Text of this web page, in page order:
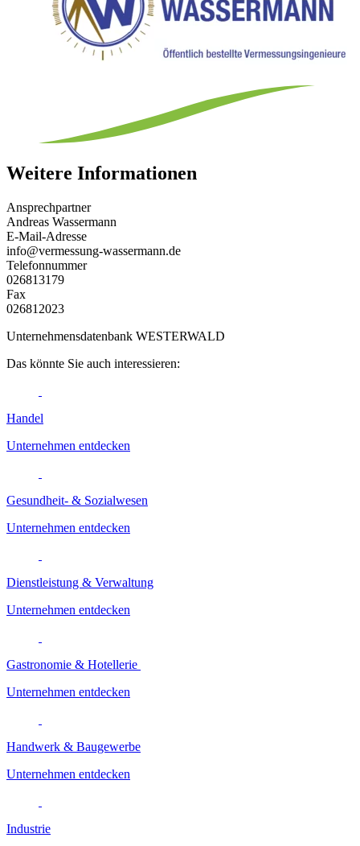
Weitere Informationen
Ansprechpartner
Andreas Wassermann
E-Mail-Adresse
info@vermessung-wassermann.de
Telefonnummer
026813179
Fax
026812023
Unternehmensdatenbank WESTERWALD
Das könnte Sie auch interessieren:
Handel
Unternehmen entdecken
Gesundheit- & Sozialwesen
Unternehmen entdecken
Dienstleistung & Verwaltung
Unternehmen entdecken
Gastronomie & Hotellerie
Unternehmen entdecken
Handwerk & Baugewerbe
Unternehmen entdecken
Industrie